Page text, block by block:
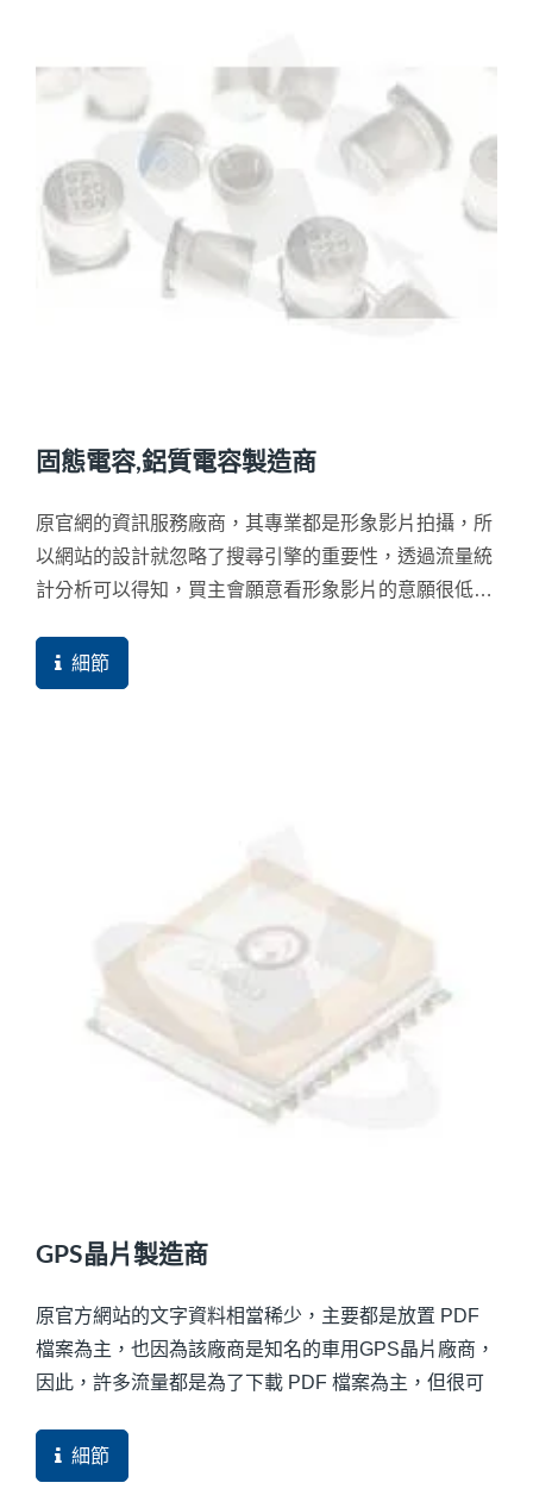
固態電容,鋁質電容製造商
原官網的資訊服務廠商，其專業都是形象影片拍攝，所
以網站的設計就忽略了搜尋引擎的重要性，透過流量統
計分析可以得知，買主會願意看形象影片的意願很低，
看，但形象影片的費用卻要讓企業付出相當相當的多，
而最常瀏覽形象影片的使用者竟然大多都是自己企業內
細節
GPS晶片製造商
原官方網站的文字資料相當稀少，主要都是放置 PDF
檔案為主，也因為該廠商是知名的車用GPS晶片廠商，
因此，許多流量都是為了下載 PDF 檔案為主，但很可
網站救星
改版之後，這些問題都獲得改善，並增加許多訂單機
細節